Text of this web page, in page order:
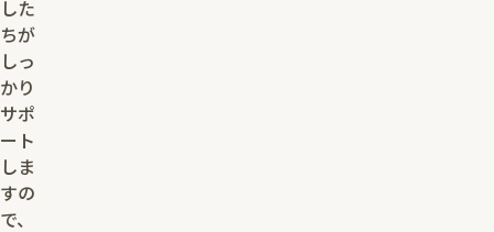
した
ちが
しっ
かり
サポ
ート
しま
すの
で、